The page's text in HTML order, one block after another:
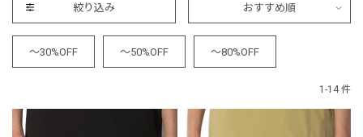
絞り込み おすすめ順
～30%OFF ～50%OFF ～80%OFF
1-14 件